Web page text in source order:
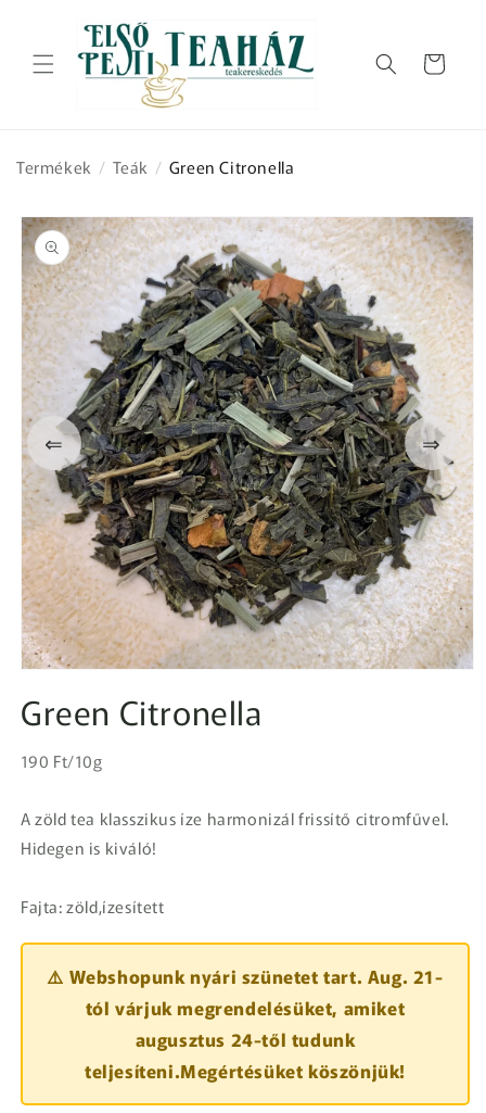
tartalomhoz
Kosár
Termékek / Teák / Green Citronella
⇐
Kihagyás, és
ugrás a
termékadatokra
megnyitása
a
párbeszédpanelen
⇒
Green Citronella
Normál
Egységár
190 Ft/10g
A zöld tea klasszikus íze harmonizál frissítő citromfűvel.
Hidegen is kiváló!
Fajta: zöld,ízesített
⚠️ Webshopunk nyári szünetet tart. Aug. 21-
tól várjuk megrendelésüket, amiket
augusztus 24-től tudunk
teljesíteni.Megértésüket köszönjük!